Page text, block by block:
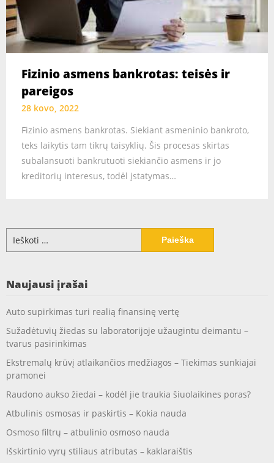
Fizinio asmens bankrotas: teisės ir
pareigos
28 kovo, 2022
Fizinio asmens bankrotas. Siekiant asmeninio bankroto,
teks laikytis tam tikrų taisyklių. Šis procesas skirtas
subalansuoti bankrutuoti siekiančio asmens ir jo
kreditorių interesus, todėl įstatymas…
Naujausi įrašai
Auto supirkimas turi realią finansinę vertę
Sužadėtuvių žiedas su laboratorijoje užaugintu deimantu –
tvarus pasirinkimas
Ekstremalų krūvį atlaikančios medžiagos – Tiekimas sunkiajai
pramonei
Raudono aukso žiedai – kodėl jie traukia šiuolaikines poras?
Atbulinis osmosas ir paskirtis – Kokia nauda
Osmoso filtrų – atbulinio osmoso nauda
Išskirtinio vyrų stiliaus atributas – kaklaraištis